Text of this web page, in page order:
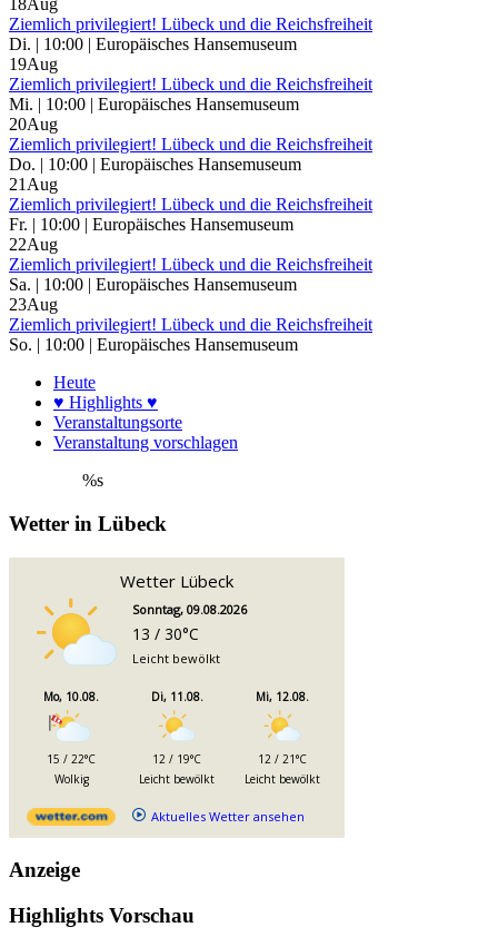
18Aug
Ziemlich privilegiert! Lübeck und die Reichsfreiheit
Di. | 10:00 | Europäisches Hansemuseum
19Aug
Ziemlich privilegiert! Lübeck und die Reichsfreiheit
Mi. | 10:00 | Europäisches Hansemuseum
20Aug
Ziemlich privilegiert! Lübeck und die Reichsfreiheit
Do. | 10:00 | Europäisches Hansemuseum
21 Aug
Ziemlich privilegiert! Lübeck und die Reichsfreiheit
Fr. | 10:00 | Europäisches Hansemuseum
22Aug
Ziemlich privilegiert! Lübeck und die Reichsfreiheit
Sa. | 10:00 | Europäisches Hansemuseum
23Aug
Ziemlich privilegiert! Lübeck und die Reichsfreiheit
So. | 10:00 | Europäisches Hansemuseum
Heute
♥ Highlights ♥
Veranstaltungsorte
Veranstaltung vorschlagen
%s
Wetter in Lübeck
Wetter Lübeck
Sonntag, 09.08.2026
13 / 30°C
Leicht bewölkt
Mo, 10.08.
15 / 22°C
Wolkig
Di, 11.08.
12 / 19°C
Leicht bewölkt
Mi, 12.08.
12 / 21°C
Leicht bewölkt
Aktuelles Wetter ansehen
Anzeige
Highlights Vorschau